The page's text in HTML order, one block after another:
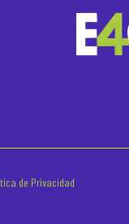
de Privacidad